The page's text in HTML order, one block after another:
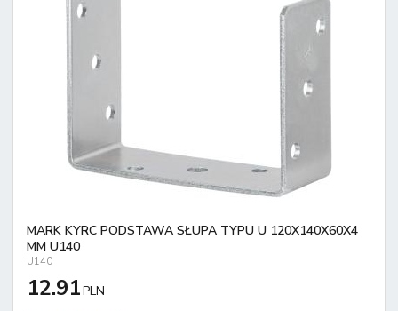
MARK KYRC PODSTAWA SŁUPA TYPU U 120X140X60X4
MM U140
U140
12.91PLN